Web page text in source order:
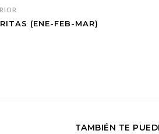
(ENE-FEB-MAR)
TAMBIÉN TE